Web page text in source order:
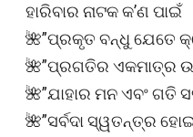
ହାରିବାର ନାଟକ କ’ଣ ପାଇଁ
🌺”ପ୍ରକୃତ ବନ୍ଧୁ ଯେତେ
🌺”ପ୍ରଗତିର ଏକମାତ୍ର
🌺”ଯାହାର ମନ ଏବଂ
🌺”ସର୍ବଦା ସ୍ୱତନ୍ତ୍ର